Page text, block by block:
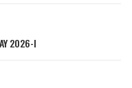
2026-I